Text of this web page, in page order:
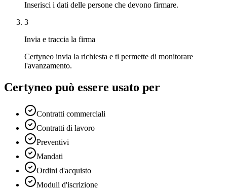
Inserisci i dati delle persone che devono firmare.
3
Invia e traccia la firma
Certyneo invia la richiesta e ti permette di monitorare
l'avanzamento.
Certyneo può essere usato per
Contratti commerciali
Contratti di lavoro
Preventivi
Mandati
Ordini d'acquisto
Moduli d'iscrizione